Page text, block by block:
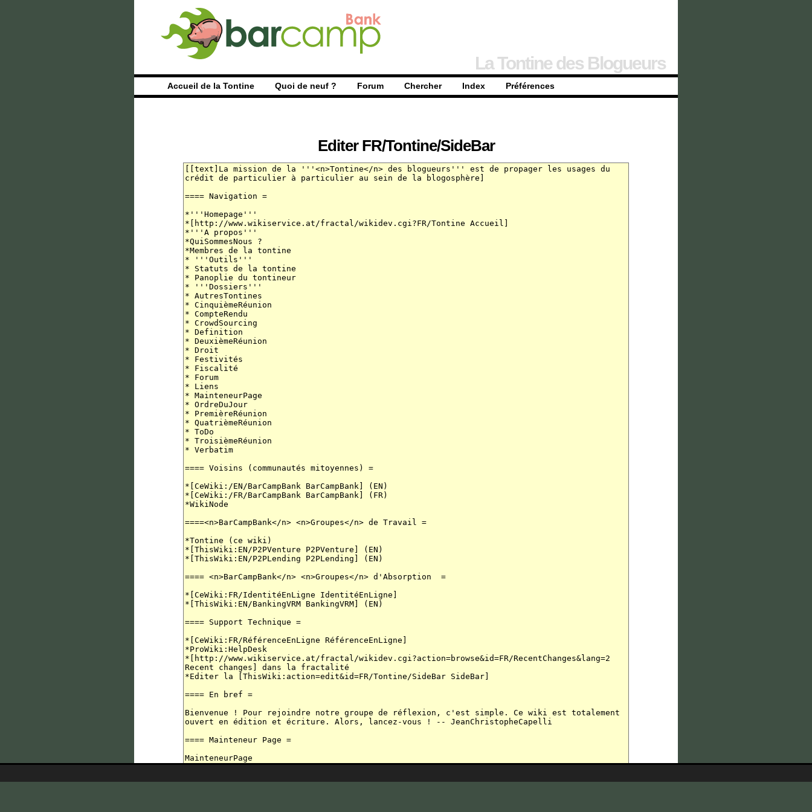
La Tontine des Blogueurs
Accueil de la Tontine Quoi de neuf ? Forum Chercher Index Préférences
Editer FR/Tontine/SideBar